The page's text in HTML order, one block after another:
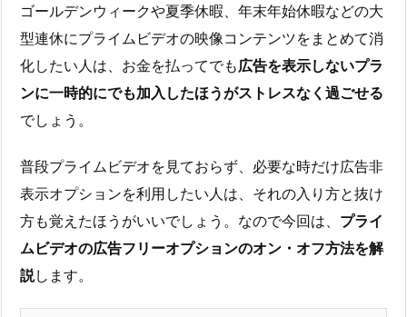
ゴールデンウィークや夏季休暇、年末年始休暇などの大
型連休にプライムビデオの映像コンテンツをまとめて消
化したい人は、お金を払ってでも広告を表示しないプラ
ンに一時的にでも加入したほうがストレスなく過ごせる
でしょう。
普段プライムビデオを見ておらず、必要な時だけ広告非
表示オプションを利用したい人は、それの入り方と抜け
方も覚えたほうがいいでしょう。なので今回は、 プライ
ムビデオの広告フリーオプションのオン・オフ方法を解
説します。